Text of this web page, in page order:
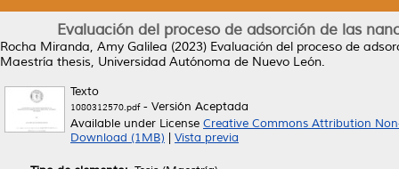
Evaluación del proceso de adsorción de las
Rocha Miranda, Amy Galilea (2023) Evaluación del proceso de
Maestría thesis, Universidad Autónoma de Nuevo León.
Texto
1080312570.pdf- Versión Aceptada
Available under License Creative Commons Attribution
Download (1MB)
Vista previa